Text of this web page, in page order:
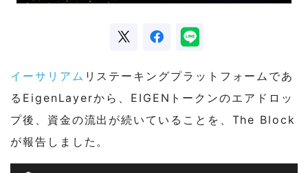
イーサリアム リステーキングプラットフォームであ
るEigenLayerから、EIGENトークンのエアドロッ
プ後、資金の流出が続いていることを、The Block
が報告しました。